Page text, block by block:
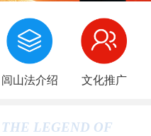
闾山法介绍 文化推广
THE LEGEND OF